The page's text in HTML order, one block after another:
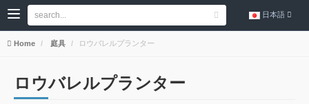
日本語
Home 庭具 ロウバレルプランター
ロウバレルプランター